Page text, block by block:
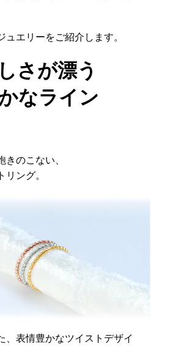
ュエリーをご紹介します。
さが漂う
なライン
きのこない、
リング。
、表情豊かなツイストデザイ